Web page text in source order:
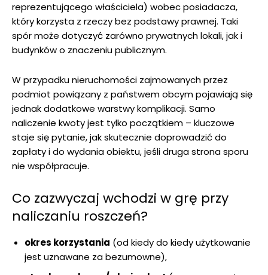
reprezentującego właściciela) wobec posiadacza,
który korzysta z rzeczy bez podstawy prawnej. Taki
spór może dotyczyć zarówno prywatnych lokali, jak i
budynków o znaczeniu publicznym.
W przypadku nieruchomości zajmowanych przez
podmiot powiązany z państwem obcym pojawiają się
jednak dodatkowe warstwy komplikacji. Samo
naliczenie kwoty jest tylko początkiem – kluczowe
staje się pytanie, jak skutecznie doprowadzić do
zapłaty i do wydania obiektu, jeśli druga strona sporu
nie współpracuje.
Co zazwyczaj wchodzi w grę przy
naliczaniu roszczeń?
okres korzystania (od kiedy do kiedy użytkowanie
jest uznawane za bezumowne),